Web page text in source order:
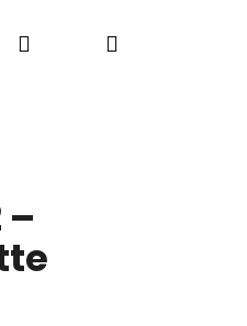
A BLOG
Bejelentkezés
Kosár
–